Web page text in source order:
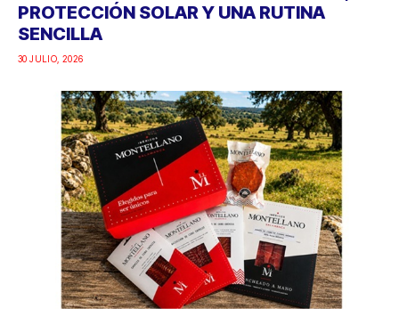
PROTECCIÓN SOLAR Y UNA RUTINA
SENCILLA
30 JULIO, 2026